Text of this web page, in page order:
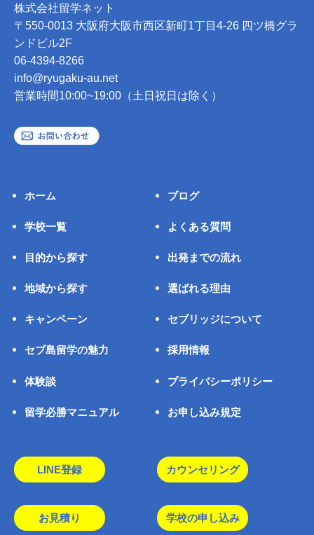
株式会社留学ネット
〒550-0013 大阪府大阪市西区新町1丁目4-26 四ツ橋グラ
ンドビル2F
06-4394-8266
info@ryugaku-au.net
営業時間10:00~19:00（土日祝日は除く）
ホーム
学校一覧
目的から探す
地域から探す
キャンペーン
セブ島留学の魅力
体験談
留学必勝マニュアル
ブログ
よくある質問
出発までの流れ
選ばれる理由
セブリッジについて
採用情報
プライバシーポリシー
お申し込み規定
LINE登録 カウンセリング
お見積り 学校の申し込み